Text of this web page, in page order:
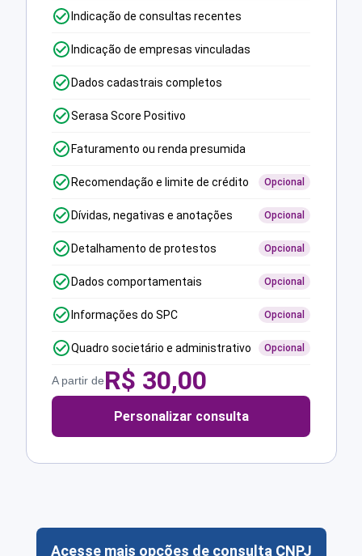
Indicação de consultas recentes
Indicação de empresas vinculadas
Dados cadastrais completos
Serasa Score Positivo
Faturamento ou renda presumida
Recomendação e limite de crédito Opcional
Dívidas, negativas e anotações Opcional
Detalhamento de protestos Opcional
Dados comportamentais Opcional
Informações do SPC Opcional
Quadro societário e administrativo Opcional
A partir deR$ 30,00
Personalizar consulta
Acesse mais opções de consulta CNPJ